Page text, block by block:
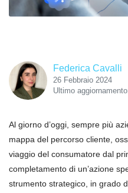
Federica Cavalli
26 Febbraio 2024
Ultimo
Al giorno d’oggi, sempre più
mappa del percorso cliente,
viaggio del consumatore dal
completamento di un’azione
strumento strategico, in grado